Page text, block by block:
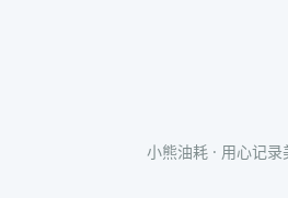
小熊油耗 · 用心记